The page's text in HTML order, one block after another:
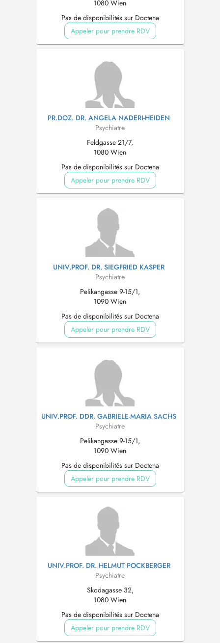
1080 Wien
Pas de disponibilités sur Doctena
Appeler pour prendre RDV
PR.DOZ. DR. ANGELA NADERI-HEIDEN
Psychiatre
Feldgasse 21/7,
1080 Wien
Pas de disponibilités sur Doctena
Appeler pour prendre RDV
UNIV.PROF. DR. SIEGFRIED KASPER
Psychiatre
Pelikangasse 9-15/1,
1090 Wien
Pas de disponibilités sur Doctena
Appeler pour prendre RDV
UNIV.PROF. DDR. GABRIELE-MARIA SACHS
Psychiatre
Pelikangasse 9-15/1,
1090 Wien
Pas de disponibilités sur Doctena
Appeler pour prendre RDV
UNIV.PROF. DR. HELMUT POCKBERGER
Psychiatre
Skodagasse 32,
1080 Wien
Pas de disponibilités sur Doctena
Appeler pour prendre RDV